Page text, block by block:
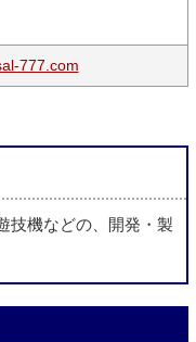
777.com
技機などの、開発・製